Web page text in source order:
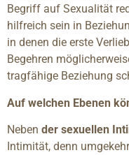
Begriff auf Sexualität
hilfreich sein in
in denen die erste
Begehren
tragfähige Beziehung
Auf welchen Ebenen
Neben der sexuellen
Intimität, denn